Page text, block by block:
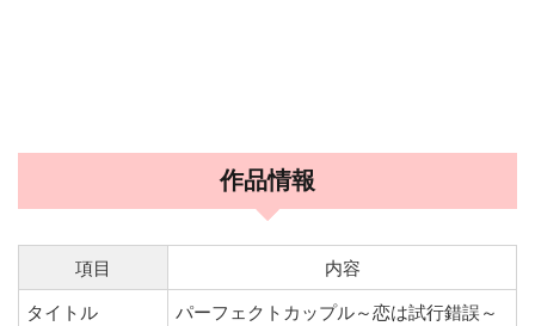
作品情報
項目
内容
タイトル
パーフェクトカップル～恋は試行錯誤～